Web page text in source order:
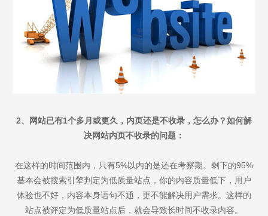
2、网站已有1个多月或更久，内页还是不收录，怎么办？如何解
决网站内页不收录的问题：
在这样的时间范围内，只有5%以内的是还在考察期。剩下的95%
基本会被搜索引擎判定为低质量站点，你的内容质量低下，用户
体验也不好，内容本身语句不通，更不能解决用户需求。这样的
站点被评定为低质量站点后，就会导致长时间不收录内容。